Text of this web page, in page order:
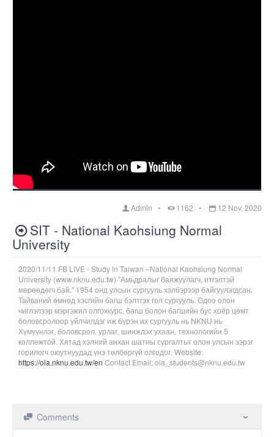
Admin 1162 12 Nov, 2020
SIT - National Kaohsiung Normal
University
2020/11/11 FB LIVE - Study in Taiwan –National Kaohsiung Normal
University (www.nknu.edu.tw) "Амьдралыг баяжуулагч, итгэлтэй
мөрөөдөгч бай." 1954 онд улсын сургууль хэлбэрээр байгуулагдсан.
Тайваний өмнөд хэсгийн багш бэлтгэх гол сургууль. Одоо олон
чиглэлээр мэргэжил олгохкурс, багш болон багшийн бус хоёр цөмт
боловсролоор үйлчилдэг иж бүрэн их сургууль нь NKNU нь
Хүмүүнлэг, боловсрол, урлаг, шинжлэх ухаан, технологийн 5
коллежтой. Хятад хэлний анхан шатны сургалтыг олон улсын зэрэг
горилогч оюутнуудад үнэ төлбөргүй олгодог. Website:
https://oia.nknu.edu.tw/en Contact Email: oia_students@nknu.edu.tw
Comments